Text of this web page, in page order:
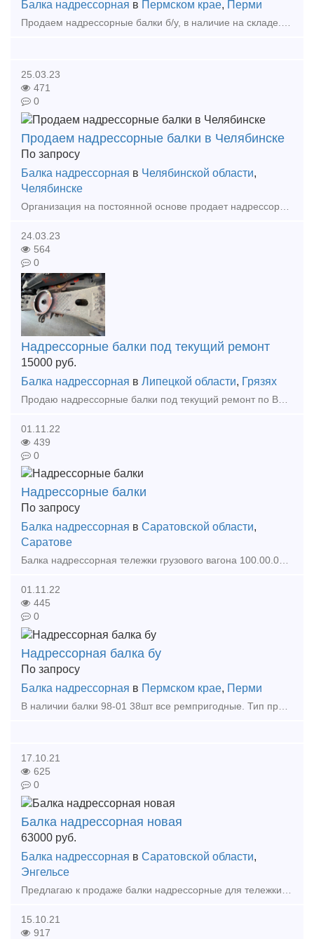
Балка надрессорная в Пермском крае, Перми
25.03.23
471
0
Продаем надрессорные балки в Челябинске
По запросу
Балка надрессорная в Челябинской области,
Челябинске
24.03.23
564
0
Надрессорные балки под текущий ремонт
15000 руб.
Балка надрессорная в Липецкой области, Грязях
01.11.22
439
0
Надрессорные балки
По запросу
Балка надрессорная в Саратовской области,
Саратове
Балка надрессорная тележки грузового вагона 100.00.010-4 (1997-2021г. под тележки мод.18-100, 18-1290, 18-552, 18-578, 18-194-1); Компания ООО «ПСК «Терминал» более 10 лет на рынке пост
01.11.22
445
0
Надрессорная балка бу
По запросу
Балка надрессорная в Пермском крае, Перми
В наличии балки 98-01 38шт все ремпригодные. Тип предложения: предлагаю продукцию, услугу
17.10.21
625
0
Балка надрессорная новая
63000 руб.
Балка надрессорная в Саратовской области,
Энгельсе
15.10.21
917